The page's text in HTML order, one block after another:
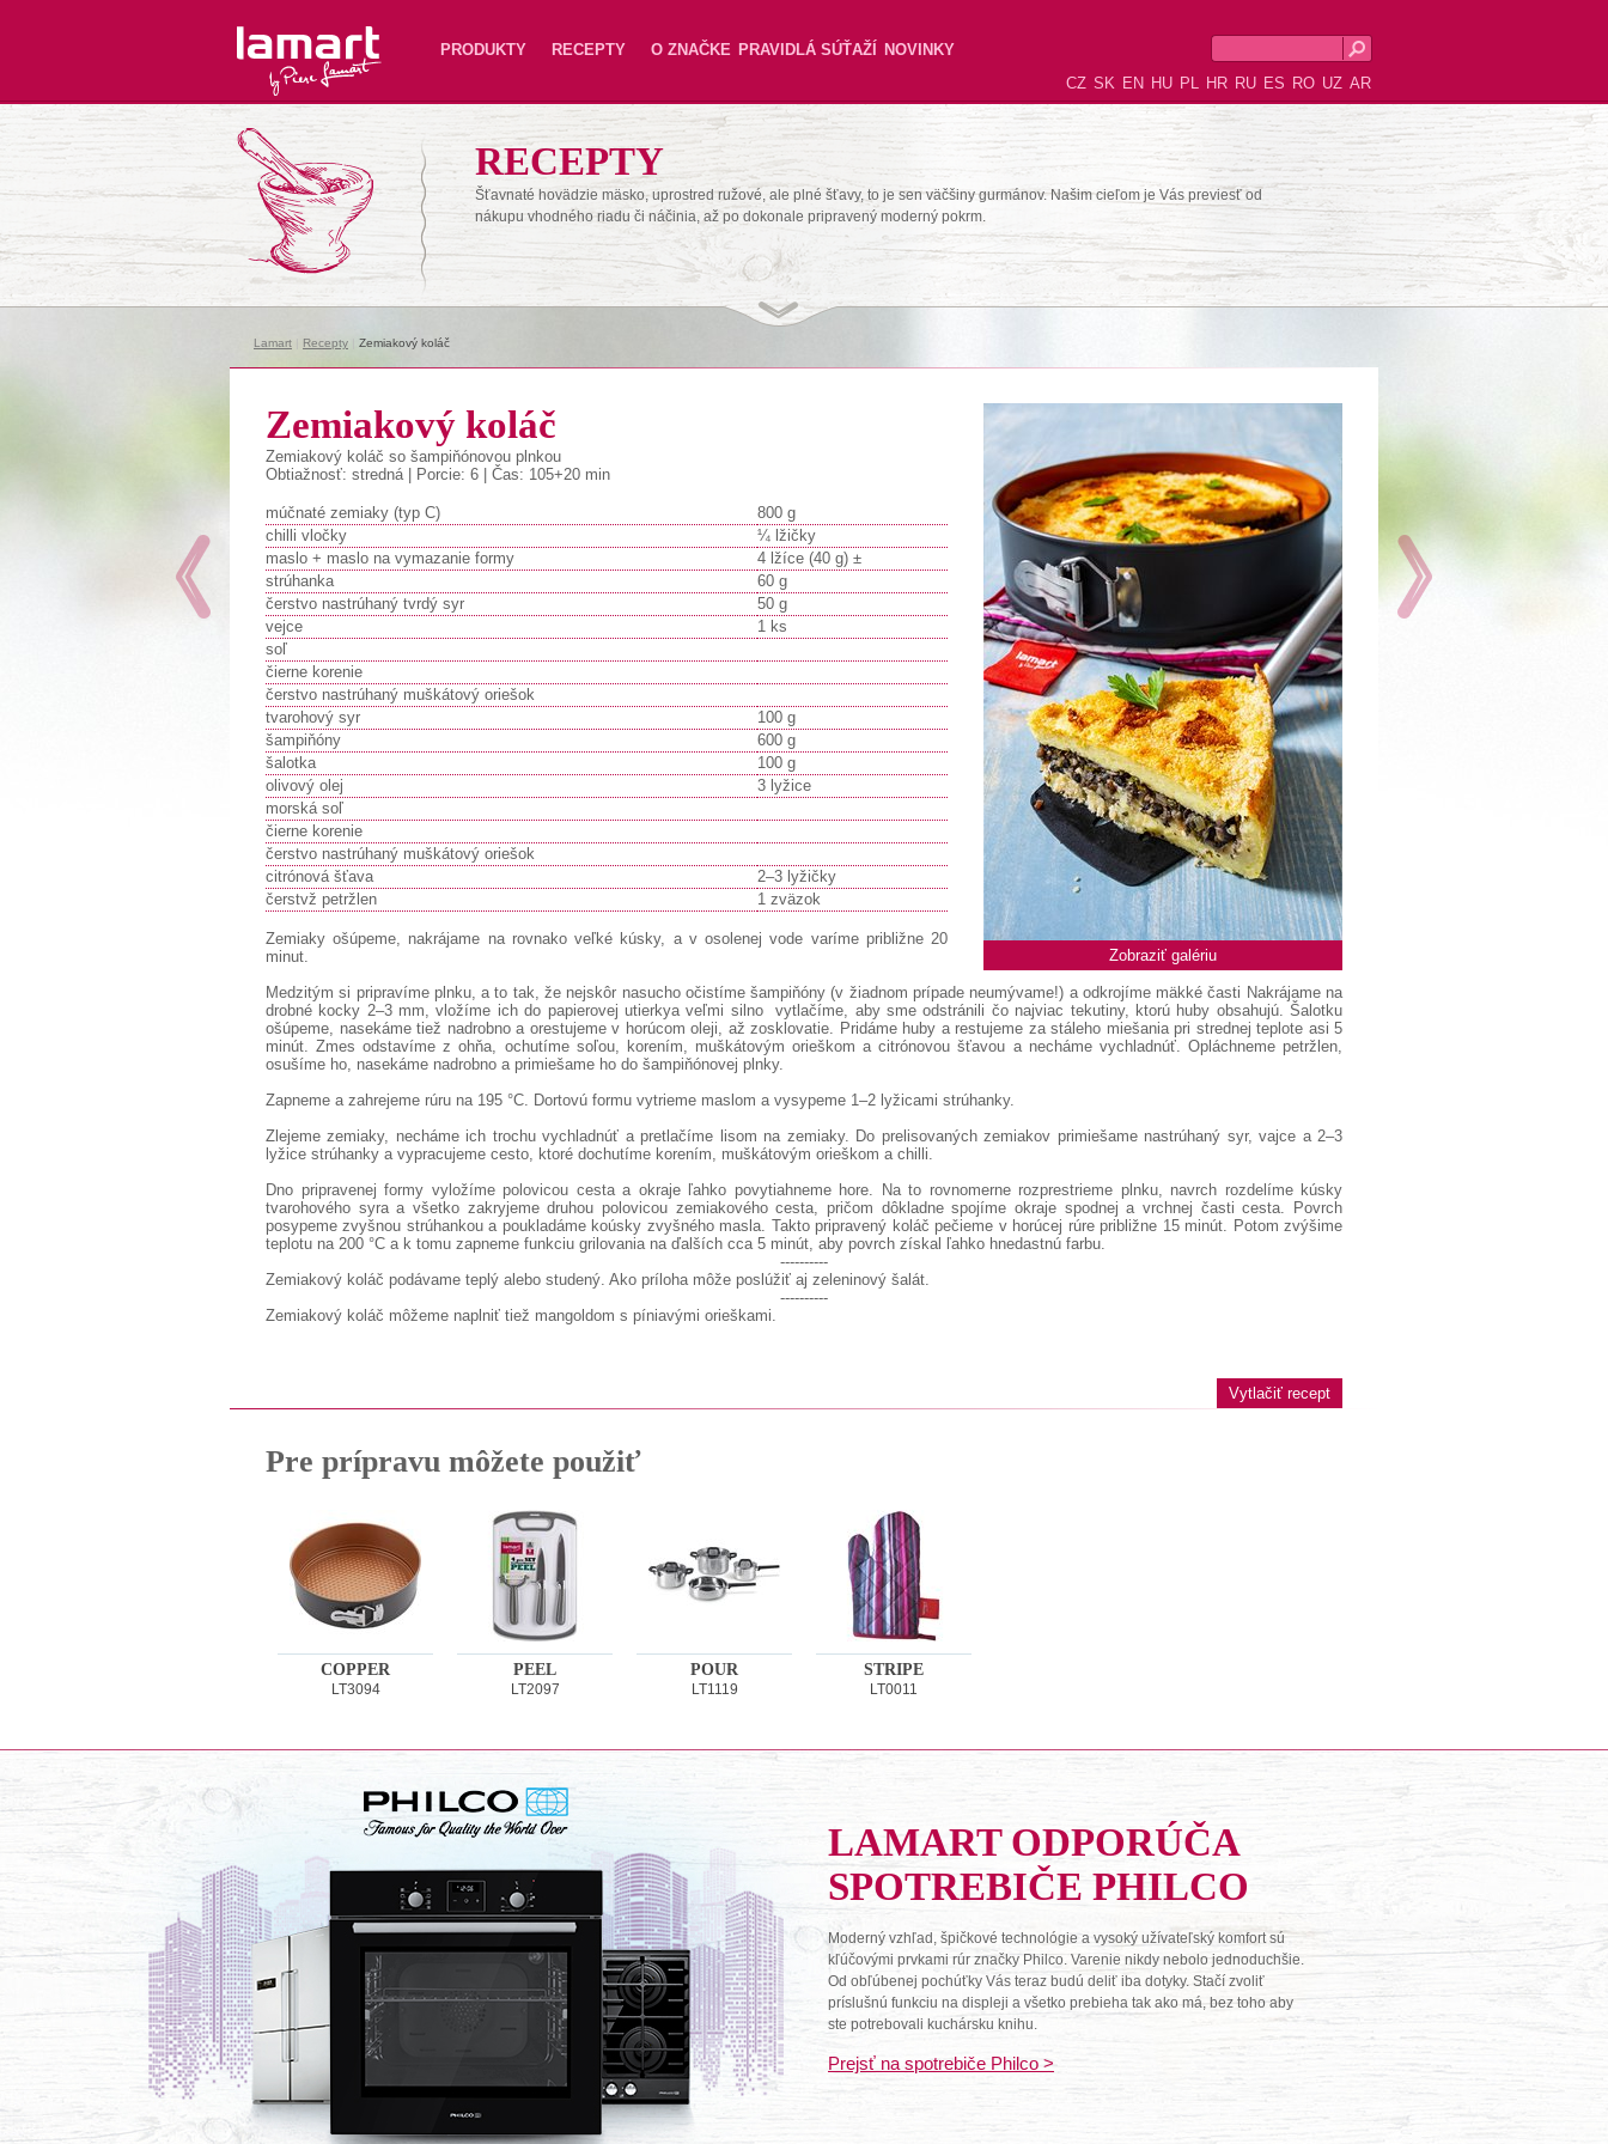
Lamart PRODUKTY RECEPTY O ZNAČKE PRAVIDLÁ SÚŤAŽÍ
NOVINKY
CZ SK EN HU PL HR RU ES RO UZ AR
RECEPTY
Šťavnaté hovädzie mäsko, uprostred ružové, ale plné šťavy, to je sen väčšiny gurmánov. Našim cieľom je Vás previesť od
nákupu vhodného riadu či náčinia, až po dokonale pripravený moderný pokrm.
Lamart Recepty Zemiakový koláč
Zobraziť galériu
Zemiakový koláč
Zemiakový koláč so šampiňónovou plnkou
Obtiažnosť: stredná | Porcie: 6 | Čas: 105+20 min
múčnaté zemiaky (typ C)
800 g
chilli vločky
¼ lžičky
maslo + maslo na vymazanie formy
4 lžíce (40 g) ±
strúhanka
60 g
čerstvo nastrúhaný tvrdý syr
50 g
vejce
1 ks
soľ
čierne korenie
čerstvo nastrúhaný muškátový oriešok
tvarohový syr
100 g
šampiňóny
600 g
šalotka
100 g
olivový olej
3 lyžice
morská soľ
čierne korenie
čerstvo nastrúhaný muškátový oriešok
citrónová šťava
2–3 lyžičky
čerstvž petržlen
1 zväzok
Zemiaky ošúpeme, nakrájame na rovnako veľké kúsky, a v osolenej vode varíme približne 20
minut.
Medzitým si pripravíme plnku, a to tak, že nejskôr nasucho očistíme šampiňóny (v žiadnom prípade neumývame!) a odkrojíme mäkké časti Nakrájame na
drobné kocky 2–3 mm, vložíme ich do papierovej utierkya veľmi silno vytlačíme, aby sme odstránili čo najviac tekutiny, ktorú huby obsahujú. Šalotku
ošúpeme, nasekáme tiež nadrobno a orestujeme v horúcom oleji, až zosklovatie. Pridáme huby a restujeme za stáleho miešania pri strednej teplote asi 5
minút. Zmes odstavíme z ohňa, ochutíme soľou, korením, muškátovým orieškom a citrónovou šťavou a necháme vychladnúť. Opláchneme petržlen,
osušíme ho, nasekáme nadrobno a primiešame ho do šampiňónovej plnky.
Zapneme a zahrejeme rúru na 195 °C. Dortovú formu vytrieme maslom a vysypeme 1–2 lyžicami strúhanky.
Zlejeme zemiaky, necháme ich trochu vychladnúť a pretlačíme lisom na zemiaky. Do prelisovaných zemiakov primiešame nastrúhaný syr, vajce a 2–3
lyžice strúhanky a vypracujeme cesto, ktoré dochutíme korením, muškátovým orieškom a chilli.
Dno pripravenej formy vyložíme polovicou cesta a okraje ľahko povytiahneme hore. Na to rovnomerne rozprestrieme plnku, navrch rozdelíme kúsky
tvarohového syra a všetko zakryjeme druhou polovicou zemiakového cesta, pričom dôkladne spojíme okraje spodnej a vrchnej časti cesta. Povrch
posypeme zvyšnou strúhankou a poukladáme koúsky zvyšného masla. Takto pripravený koláč pečieme v horúcej rúre približne 15 minút. Potom zvýšime
teplotu na 200 °C a k tomu zapneme funkciu grilovania na ďalších cca 5 minút, aby povrch získal ľahko hnedastnú farbu.
----------
Zemiakový koláč podávame teplý alebo studený. Ako príloha môže poslúžiť aj zeleninový šalát.
----------
Zemiakový koláč môžeme naplniť tiež mangoldom s píniavými orieškami.
Vytlačiť recept
Pre prípravu môžete použiť
COPPER
LT3094
PEEL
LT2097
POUR
LT1119
STRIPE
LT0011
LAMART ODPORÚČA
SPOTREBIČE PHILCO
Moderný vzhľad, špičkové technológie a vysoký užívateľský komfort sú
kľúčovými prvkami rúr značky Philco. Varenie nikdy nebolo jednoduchšie.
Od obľúbenej pochúťky Vás teraz budú deliť iba dotyky. Stačí zvoliť
príslušnú funkciu na displeji a všetko prebieha tak ako má, bez toho aby
ste potrebovali kuchársku knihu.
Prejsť na spotrebiče Philco >